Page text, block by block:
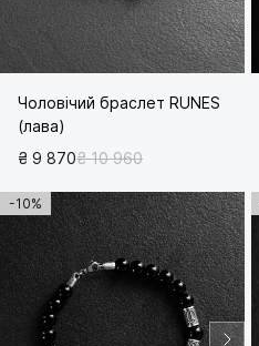
Чоловічий браслет RUNES
(лава)
₴ 9 870₴ 10 960
-10%